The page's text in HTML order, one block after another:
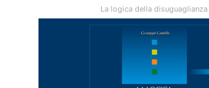
La logica della disuguaglianza